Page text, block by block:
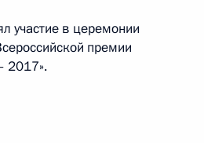
участие в церемонии
премии
2017».